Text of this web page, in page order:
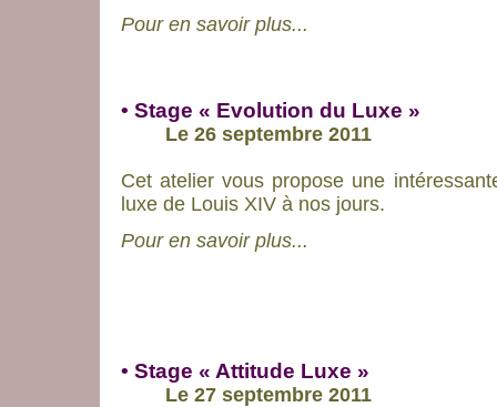
Pour en savoir plus...
• Stage « Evolution du Luxe »
Le 26 septembre 2011
Cet atelier vous propose une
luxe de Louis XIV à nos jours.
Pour en savoir plus...
• Stage « Attitude Luxe »
Le 27 septembre 2011